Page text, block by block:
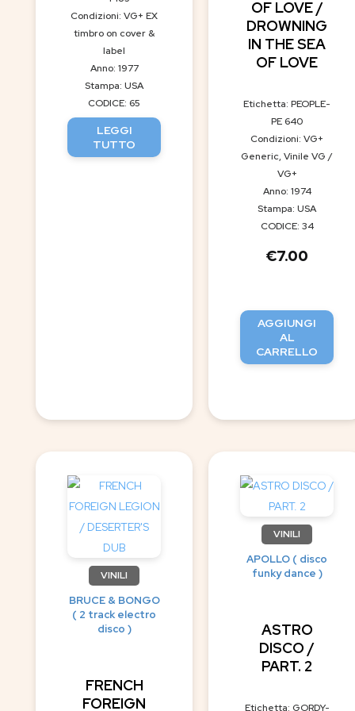
Condizioni: VG+ EX
timbro on cover &
label
Anno: 1977
Stampa: USA
CODICE: 65
LEGGI
TUTTO
OF LOVE /
DROWNING
IN THE SEA
OF LOVE
Etichetta: PEOPLE-
PE 640
Condizioni: VG+
Generic, Vinile VG /
VG+
Anno: 1974
Stampa: USA
CODICE: 34
€7.00
AGGIUNGI
AL
CARRELLO
VINILI
BRUCE & BONGO
( 2 track electro
disco )
FRENCH
FOREIGN
VINILI
APOLLO ( disco
funky dance )
ASTRO
DISCO /
PART. 2
Etichetta: GORDY-